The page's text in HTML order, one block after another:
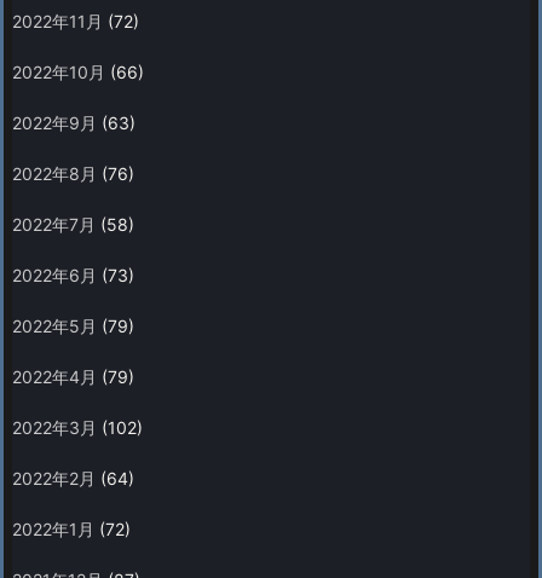
2022年11月 (72)
2022年10月 (66)
2022年9月 (63)
2022年8月 (76)
2022年7月 (58)
2022年6月 (73)
2022年5月 (79)
2022年4月 (79)
2022年3月 (102)
2022年2月 (64)
2022年1月 (72)